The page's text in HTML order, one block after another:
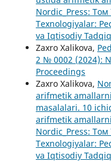
Nordic_Press:
Texnologiyalar:
va Iqtisodiy
Zaxro Xalikova,
2 № 0002 (2024):
Proceedings
Zaxro Xalikova,
arifmеtik
masalalari. 10
arifmetik
Nordic_Press:
Texnologiyalar:
va Iqtisodiy